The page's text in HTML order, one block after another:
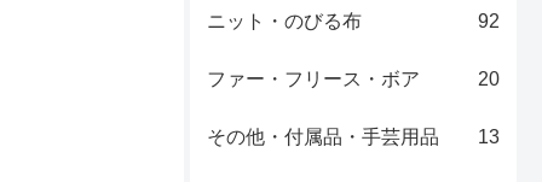
ニット・のびる布 92
ファー・フリース・ボア 20
その他・付属品・手芸用品 13